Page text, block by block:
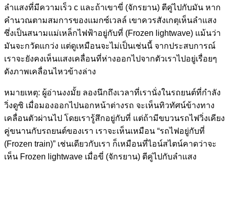
ลำแสงที่มีความเร็ว c และถ้าเขาขี่ (จักรยาน) ตีคู่ไปกับมัน หาก
คำนวณตามสมการของแมกซ์เวลล์ เขาควรสังเกตุเห็นลำแสง
ซึ่งเป็นสนามแม่เหล็กไฟฟ้าอยู่กับที่ (Frozen lightwave) แม้นว่า
มันจะกวัดแกว่ง แต่ดูเหมือนจะไม่เป็นเช่นนี้ จากประสบการณ์
เราจะยังคงเห็นแสงเคลื่อนที่ห่างออกไปจากตัวเราไปอยู่เรื่อยๆ
ดังภาพเคลื่อนไหวข้างล่าง
หมายเหตุ: ผู้อ่านงงมั้ย ลองนึกถึงเวลาที่เรานั่งในรถยนต์ที่กำลัง
วิ่งดูซิ เมื่อมองออกไปนอกหน้าต่างรถ จะเห็นทิวทัศน์ข้างทาง
เคลื่อนตัวผ่านไป โดยเรารู้สึกอยู่กับที่ แต่ถ้ามีขบวนรถไฟวิ่งเคียง
คู่ขนานกับรถยนต์ของเรา เราจะเห็นเหมือน “รถไฟอยู่กับที่
(Frozen train)” เช่นเดียวกับเรา ก็เหมือนที่ไอน์สไตน์คาดว่าจะ
เห็น Frozen lightwave เมื่อขี่ (จักรยาน) ตีคู่ไปกับลำแสง